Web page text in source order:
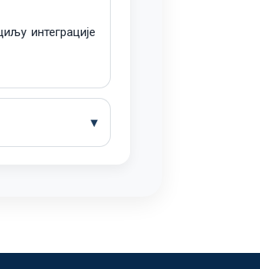
интеграције